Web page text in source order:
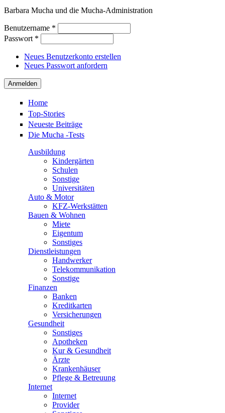
Barbara Mucha und die Mucha-Administration
Benutzername *
Passwort *
Neues Benutzerkonto erstellen
Neues Passwort anfordern
Home
Top-Stories
Neueste Beiträge
Die Mucha -Tests
Ausbildung
Kindergärten
Schulen
Sonstige
Universitäten
Auto & Motor
KFZ-Werkstätten
Bauen & Wohnen
Miete
Eigentum
Sonstiges
Dienstleistungen
Handwerker
Telekommunikation
Sonstige
Finanzen
Banken
Kreditkarten
Versicherungen
Gesundheit
Sonstiges
Apotheken
Kur & Gesundheit
Ärzte
Krankenhäuser
Pflege & Betreuung
Internet
Internet
Provider